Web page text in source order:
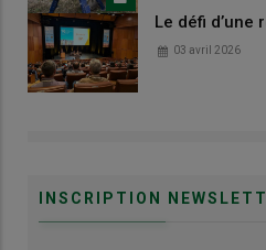
Le défi
03 avril 2026
INSCRIPTION